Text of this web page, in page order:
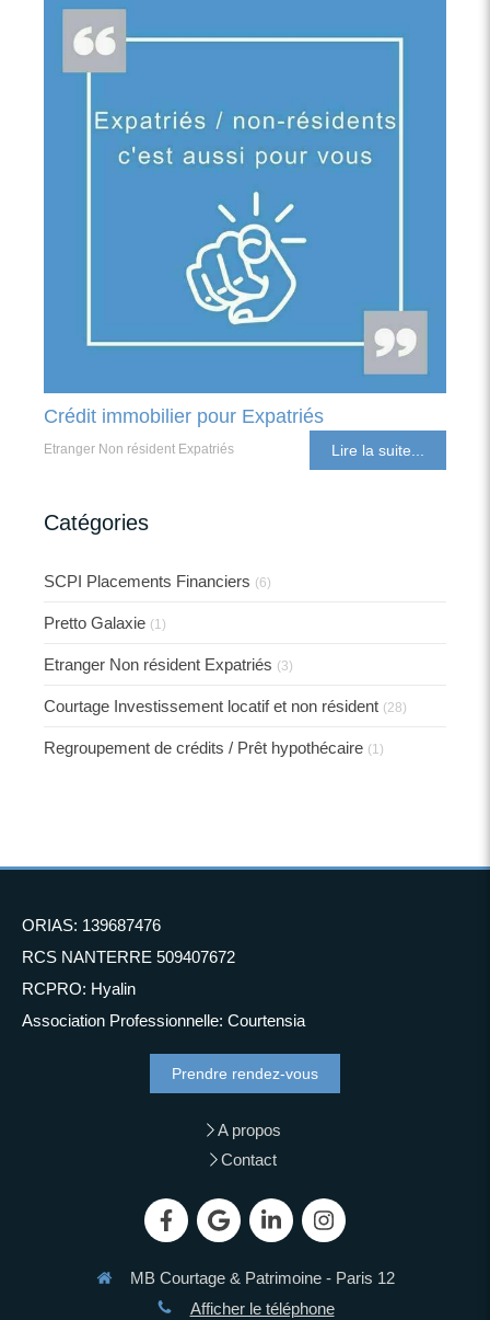
Crédit immobilier pour Expatriés
Etranger Non résident Expatriés Lire la suite...
Catégories
SCPI Placements Financiers (6)
Pretto Galaxie (1)
Etranger Non résident Expatriés (3)
Courtage Investissement locatif et non résident (28)
Regroupement de crédits / Prêt hypothécaire (1)
ORIAS: 139687476
RCS NANTERRE 509407672
RCPRO: Hyalin
Association Professionnelle: Courtensia
Prendre rendez-vous
A propos
Contact
MB Courtage & Patrimoine - Paris 12
Afficher le téléphone